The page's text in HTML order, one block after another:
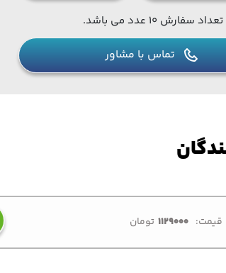
سفارش ۱۰ عدد می باشد.
تماس با مشاور
قیمت: 1129000 تومان